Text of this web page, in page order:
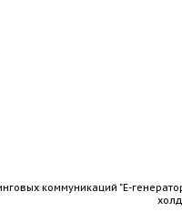
коммуникаций "Е-